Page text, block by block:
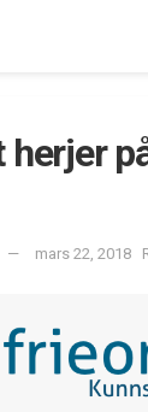
herjer
mars 22, 2018